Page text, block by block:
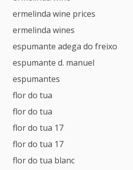
ermelinda wine prices
ermelinda wines
espumante adega do freixo
espumante d. manuel
espumantes
flor do tua
flor do tua
flor do tua 17
flor do tua 17
flor do tua blanc